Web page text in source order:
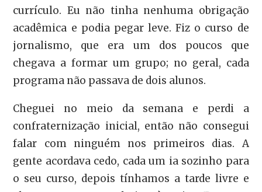
currículo. Eu não tinha nenhuma obrigação
acadêmica e podia pegar leve. Fiz o curso de
jornalismo, que era um dos poucos que
chegava a formar um grupo; no geral, cada
programa não passava de dois alunos.
Cheguei no meio da semana e perdi a
confraternização inicial, então não consegui
falar com ninguém nos primeiros dias. A
gente acordava cedo, cada um ia sozinho para
o seu curso, depois tínhamos a tarde livre e